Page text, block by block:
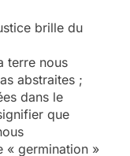
brille du
terre nous
abstraites ;
dans le
que
« germination »